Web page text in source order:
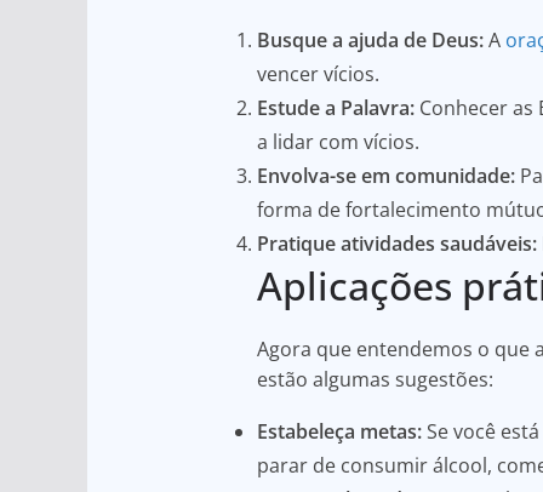
Busque a ajuda de Deus:A
vencer vícios.
Estude a Palavra: Conhecer as
a lidar com vícios.
Envolva-se em comunidade:
forma de fortalecimento
Pratique atividades saudáveis:
Aplicações
Agora que entendemos o que
estão algumas sugestões:
Estabeleça metas:Se você
parar de consumir álcool,